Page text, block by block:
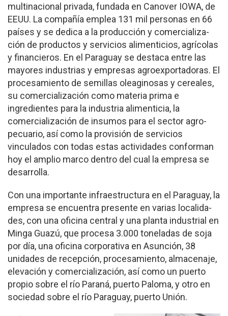
multinacional pri­vada, fundada en Canover IOWA, de
EEUU. La compa­ñía emplea 131 mil personas en 66
países y se dedica a la producción y comercializa­
ción de productos y servicios alimenticios, agrícolas
y financieros. En el Paraguay se destaca entre las
ma­yores industrias y empre­sas agroexportadoras. El
procesamiento de semillas oleaginosas y cereales,
su comercialización como ma­teria prima e
ingredientes para la industria alimenti­cia, la
comercialización de insumos para el sector agro­
pecuario, así como la provi­sión de servicios
vinculados con todas estas actividades conforman
hoy el amplio marco dentro del cual la em­presa se
desarrolla.
Con una importante in­fraestructura en el Paraguay, la
empresa se encuentra presente en varias localida­
des, con una oficina central y una planta industrial en
Minga Guazú, que procesa 3.000 toneladas de soja
por día, una oficina corporativa en Asunción, 38
unidades de recepción, procesamien­to, almacenaje,
elevación y comercialización, así como un puerto
propio sobre el río Paraná, puerto Paloma, y otro en
sociedad sobre el río Paraguay, puerto Unión.